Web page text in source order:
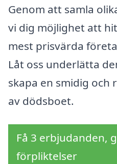
Genom att samla
vi dig möjlighet att
mest prisvärda
Låt oss underlätta
skapa en smidig
av dödsboet.
Få 3 erbjudanden,
förpliktelser